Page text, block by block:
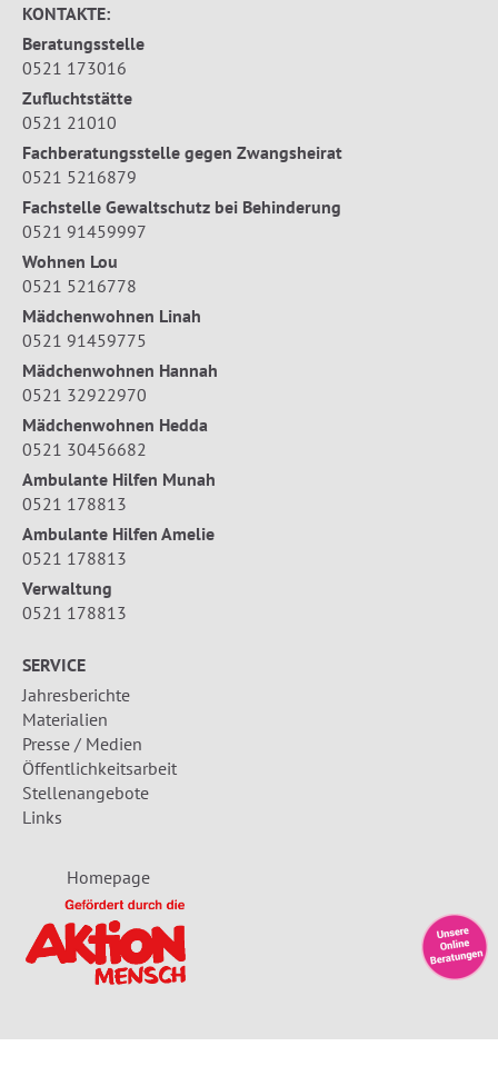
KONTAKTE:
Beratungsstelle
0521 173016
Zufluchtstätte
0521 21010
Fachberatungsstelle gegen Zwangsheirat
0521 5216879
Fachstelle Gewaltschutz bei Behinderung
0521 91459997
Wohnen Lou
0521 5216778
Mädchenwohnen Linah
0521 91459775
Mädchenwohnen Hannah
0521 32922970
Mädchenwohnen Hedda
0521 30456682
Ambulante Hilfen Munah
0521 178813
Ambulante Hilfen Amelie
0521 178813
Verwaltung
0521 178813
SERVICE
Jahresberichte
Materialien
Presse / Medien
Öffentlichkeitsarbeit
Stellenangebote
Links
Homepage